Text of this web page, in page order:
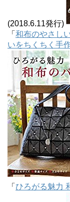
(2018.6.11発行)
「 和布のやさし
いをちくちく手
「 ひろがる魅力